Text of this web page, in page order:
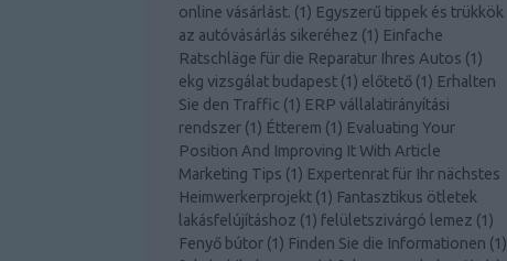
online vásárlást. (1) Egyszerű tippek és trükkök
az autóvásárlás sikeréhez (1) Einfache
Ratschläge für die Reparatur Ihres Autos (1)
ekg vizsgálat budapest (1) előtető (1) Erhalten
Sie den Traffic (1) ERP vállalatirányítási
rendszer (1) Étterem (1) Evaluating Your
Position And Improving It With Article
Marketing Tips (1) Expertenrat für Ihr nächstes
Heimwerkerprojekt (1) Fantasztikus ötletek
lakásfelújításhoz (1) felületszivárgó lemez (1)
Fenyő bútor (1) Finden Sie die Informationen (1)